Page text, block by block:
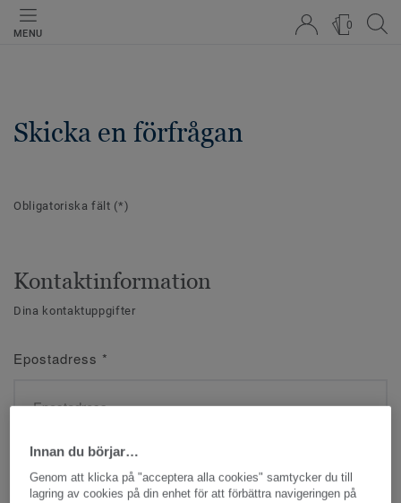
MENU
0
Skicka en förfrågan
Obligatoriska fält (*)
Kontaktinformation
Dina kontaktuppgifter
Epostadress *
Namn*
Innan du börjar…
Genom att klicka på "acceptera alla cookies" samtycker du till
lagring av cookies på din enhet för att förbättra navigeringen på